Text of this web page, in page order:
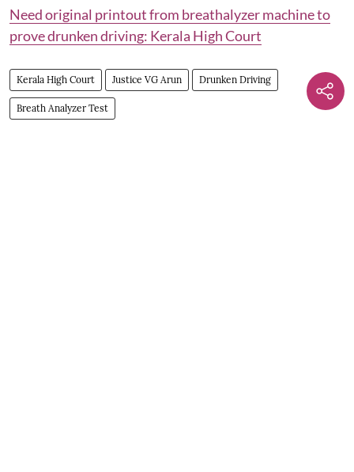
Need original printout from breathalyzer machine to
prove drunken driving: Kerala High Court
Kerala High Court Justice VG Arun Drunken Driving
Breath Analyzer Test